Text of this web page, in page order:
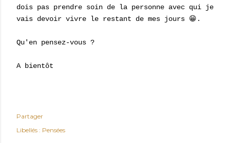
dois pas prendre soin de la personne avec qui je
vais devoir vivre le restant de mes jours 😁.
Qu'en pensez-vous ?
A bientôt
Partager
Libellés : Pensées